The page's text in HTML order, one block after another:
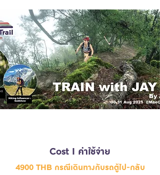
Cost I ค่าใช้จ่าย
4900 THB กรณีเดินทางกับรถตู้ไป-กลับ